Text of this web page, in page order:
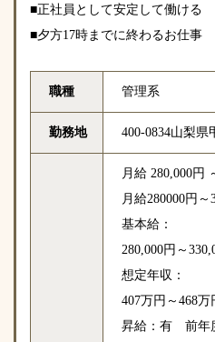
■正社員として安定して働ける
■夕方17時までに終わるお仕事
職種 管理系
勤務地 400-0834山梨県
月給 280,000円
月給280000円～
基本給：
280,000円～
想定年収：
407万円～468万
昇給：有 前年